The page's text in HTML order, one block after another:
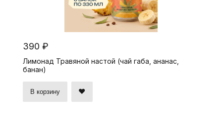
390 ₽
Лимонад Травяной настой (чай габа, ананас,
банан)
В корзину